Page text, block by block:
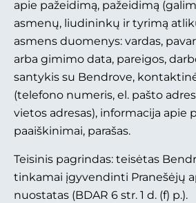
apie pažeidimą, pažeidimą
asmenų, liudininkų ir tyrimą
asmens duomenys: vardas,
arba gimimo data, pareigos,
santykis su Bendrove,
(telefono numeris, el. pašto
vietos adresas), informacija apie
paaiškinimai, parašas.
Teisinis pagrindas: teisėtas
tinkamai įgyvendinti Pranešėjų
nuostatas (BDAR 6 str. 1 d. (f) p.).